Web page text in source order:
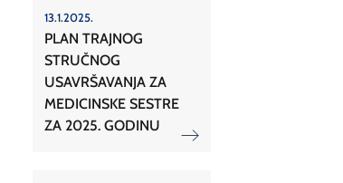
13.1.2025.
PLAN TRAJNOG
STRUČNOG
USAVRŠAVANJA ZA
MEDICINSKE SESTRE
ZA 2025. GODINU